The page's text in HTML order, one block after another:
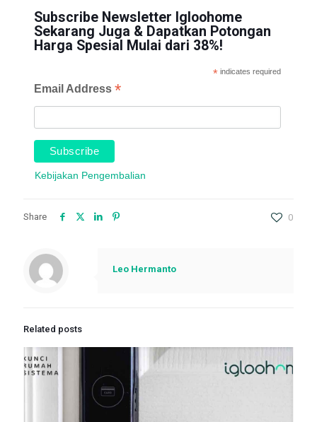
Subscribe Newsletter Igloohome
Sekarang Juga & Dapatkan Potongan
Harga Spesial Mulai dari 38%!
*indicates required
Email Address*
Kebijakan Pengembalian
Share 0
Leo Hermanto
Related posts